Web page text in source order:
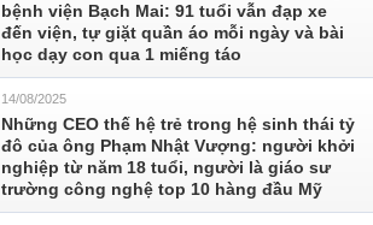
bệnh viện Bạch Mai: 91 tuổi vẫn đạp xe
đến viện, tự giặt quần áo mỗi ngày và bài
học dạy con qua 1 miếng táo
14/08/2025
Những CEO thế hệ trẻ trong hệ sinh thái tỷ
đô của ông Phạm Nhật Vượng: người khởi
nghiệp từ năm 18 tuổi, người là giáo sư
trường công nghệ top 10 hàng đầu Mỹ